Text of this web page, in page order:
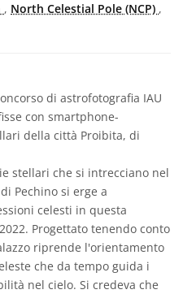
, North Celestial Pole (NCP) ,
di astrofotografia IAU
con smartphone-
della città Proibita, di
stellari che si intrecciano nel
Pechino si erge a
celesti in questa
Progettato tenendo conto
riprende l'orientamento
che da tempo guida i
nel cielo. Si credeva che